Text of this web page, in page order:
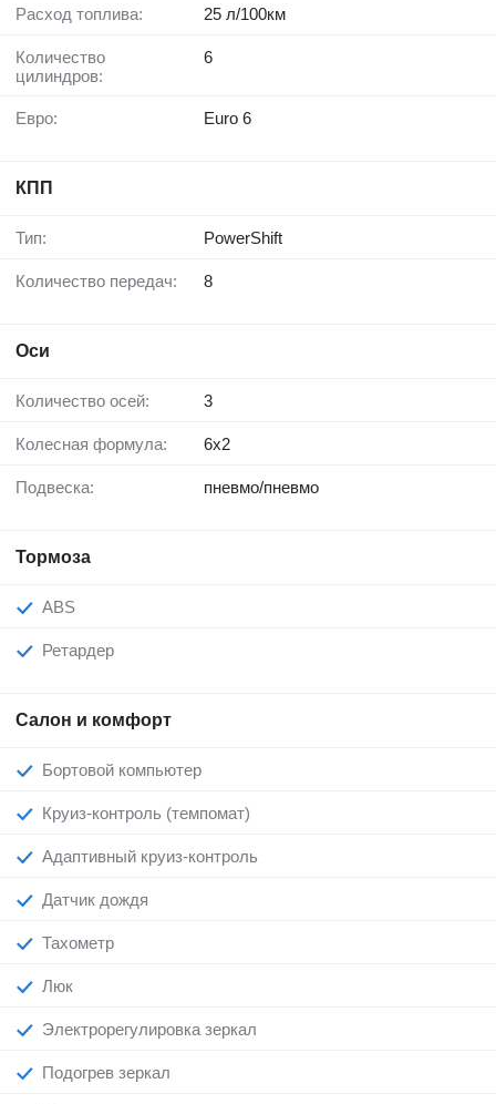
Расход топлива: 25 л/100км
Количество
цилиндров:
6
Евро: Euro 6
КПП
Тип: PowerShift
Количество передач: 8
Оси
Количество осей: 3
Колесная формула: 6x2
Подвеска: пневмо/пневмо
Тормоза
ABS
Ретардер
Салон и комфорт
Бортовой компьютер
Круиз-контроль (темпомат)
Адаптивный круиз-контроль
Датчик дождя
Тахометр
Люк
Электрорегулировка зеркал
Подогрев зеркал